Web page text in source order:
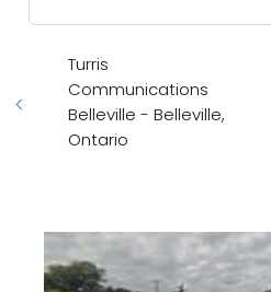
Turris
Communications
Belleville - Belleville,
Ontario